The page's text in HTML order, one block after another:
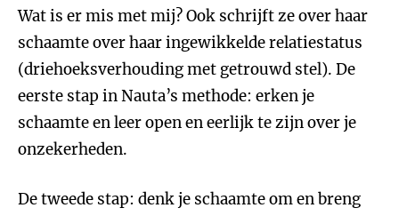
Wat is er mis met mij? Ook schrijft ze over haar
schaamte over haar ingewikkelde relatiestatus
(driehoeksverhouding met getrouwd stel). De
eerste stap in Nauta’s methode: erken je
schaamte en leer open en eerlijk te zijn over je
onzekerheden.
De tweede stap: denk je schaamte om en breng